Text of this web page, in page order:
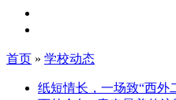
首页 » 学校动态
纸短情长，一场致“西外